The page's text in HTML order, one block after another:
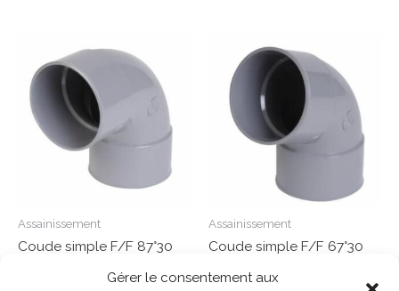
Gérer le consentement aux
Assainissement
Coude simple F/F 87°30
Assainissement
Coude simple F/F 67°30